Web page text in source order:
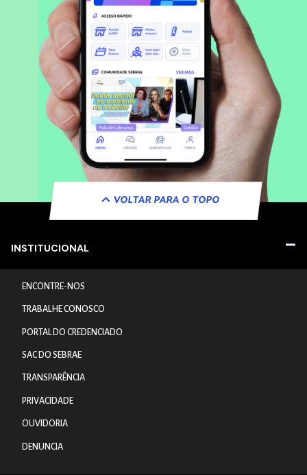
VOLTAR PARA O TOPO
INSTITUCIONAL
ENCONTRE-NOS
TRABALHE CONOSCO
PORTAL DO CREDENCIADO
SAC DO SEBRAE
TRANSPARÊNCIA
PRIVACIDADE
OUVIDORIA
DENUNCIA